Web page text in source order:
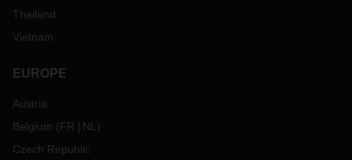
Thailand
Vietnam
EUROPE
Austria
Belgium (FR NL )
Czech Republic